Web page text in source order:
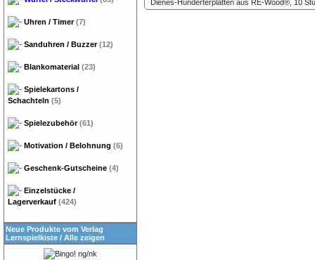
Dienes-Hunderterplatten aus RE-Wood®, 10
Uhren / Timer(7)
Sanduhren / Buzzer(12)
Blankomaterial (23)
Spielekartons /
Schachteln (5)
Spielezubehör(61)
Motivation / Belohnung (6)
Geschenk-Gutscheine (4)
Einzelstücke /
Lagerverkauf (424)
Neue Produkte vom Verlag
Lernspielkiste / Alle zeigen